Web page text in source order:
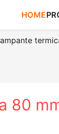
HOME
80